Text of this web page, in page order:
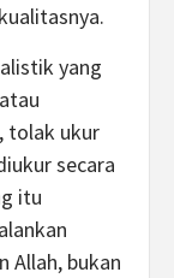
yang
tolak ukur
secara
itu
Allah, bukan